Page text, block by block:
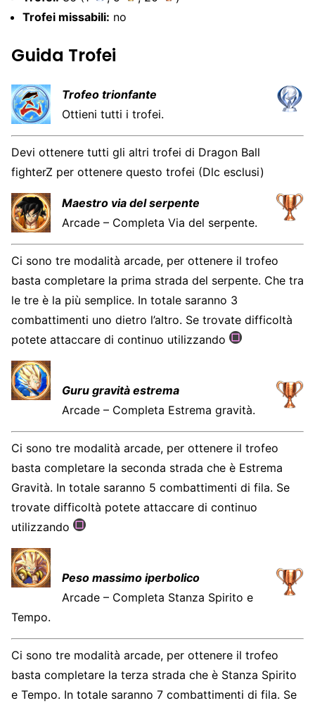
Trofei missabili: no
Guida Trofei
Trofeo trionfante
Ottieni tutti i trofei.
Devi ottenere tutti gli altri trofei di Dragon Ball
fighterZ per ottenere questo trofei (Dlc esclusi)
Maestro via del serpente
Arcade – Completa Via del serpente.
Ci sono tre modalità arcade, per ottenere il trofeo
basta completare la prima strada del serpente. Che tra
le tre è la più semplice. In totale saranno 3
combattimenti uno dietro l’altro. Se trovate difficoltà
potete attaccare di continuo utilizzando
Guru gravità estrema
Arcade – Completa Estrema gravità.
Ci sono tre modalità arcade, per ottenere il trofeo
basta completare la seconda strada che è Estrema
Gravità. In totale saranno 5 combattimenti di fila. Se
trovate difficoltà potete attaccare di continuo
utilizzando
Peso massimo iperbolico
Arcade – Completa Stanza Spirito e
Tempo.
Ci sono tre modalità arcade, per ottenere il trofeo
basta completare la terza strada che è Stanza Spirito
e Tempo. In totale saranno 7 combattimenti di fila. Se